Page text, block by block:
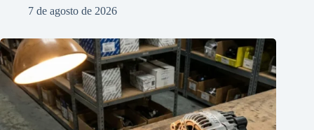
7 de agosto de 2026